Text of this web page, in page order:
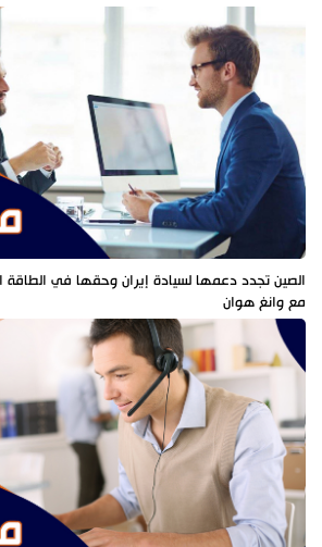
الصين تجدد دعمها لسيادة إيران وحقها في الطاقة
مع وانغ هوان